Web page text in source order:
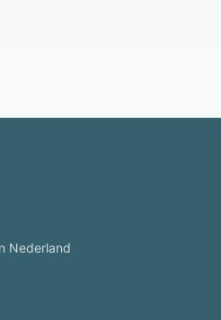
Nederland